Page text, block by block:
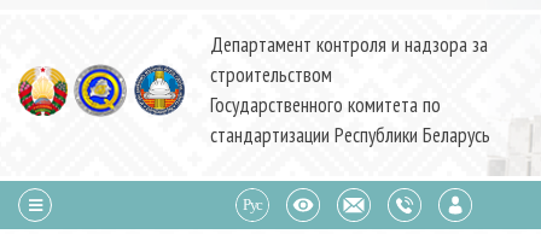
Департамент контроля и надзора за
строительством
Государственного комитета по
стандартизации Республики Беларусь